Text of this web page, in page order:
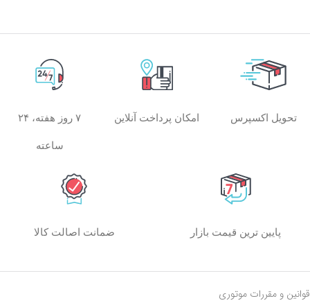
تحویل اکسپرس امکان پرداخت آنلاین ۷ روز هفته، ۲۴
ساعته
پایین ترین قیمت بازار ضمانت اصالت کالا
قوانین و مقررات موتوری